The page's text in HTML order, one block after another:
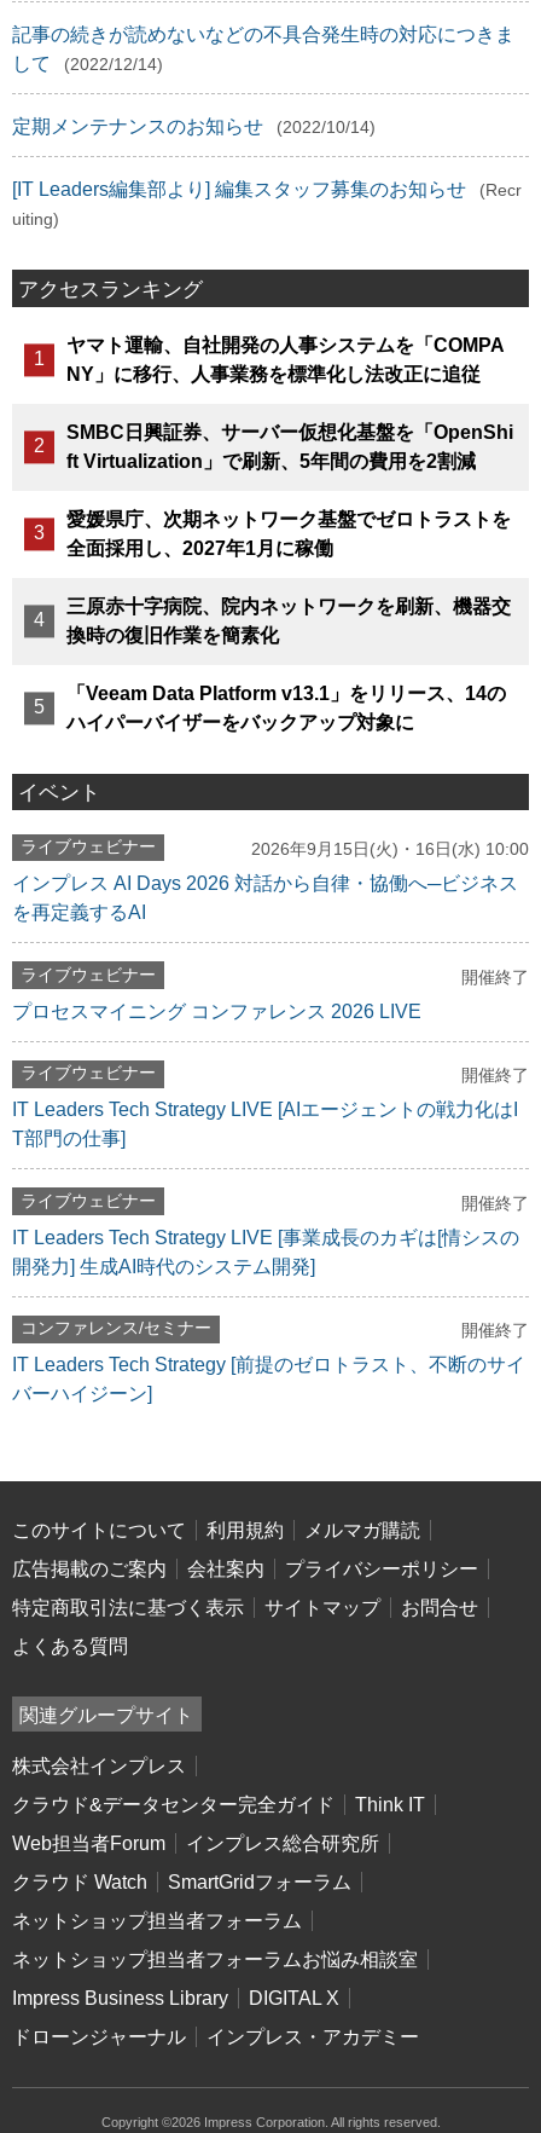
記事の続きが読めないなどの不具合発生時の対応につきま
して
(2022/12/14)
定期メンテナンスのお知らせ (2022/10/14)
[IT Leaders編集部より] 編集スタッフ募集のお知らせ
(Recr
uiting)
アクセスランキング
ヤマト運輸、自社開発の人事システムを「COMPA
NY」に移行、人事業務を標準化し法改正に追従
SMBC日興証券、サーバー仮想化基盤を「OpenShi
ft Virtualization」で刷新、5年間の費用を2割減
愛媛県庁、次期ネットワーク基盤でゼロトラストを
全面採用し、2027年1月に稼働
三原赤十字病院、院内ネットワークを刷新、機器交
換時の復旧作業を簡素化
「Veeam Data Platform v13.1」をリリース、14の
ハイパーバイザーをバックアップ対象に
イベント
ライブウェビナー 2026年9月15日(火)・16日(水) 10:00
インプレス AI Days 2026 対話から自律・協働へ─ビジネス
を再定義するAI
ライブウェビナー 開催終了
プロセスマイニング コンファレンス 2026 LIVE
ライブウェビナー 開催終了
IT Leaders Tech Strategy LIVE [AIエージェントの戦力化はI
T部門の仕事]
ライブウェビナー 開催終了
IT Leaders Tech Strategy LIVE [事業成長のカギは[情シスの
開発力] 生成AI時代のシステム開発]
コンファレンス/セミナー 開催終了
IT Leaders Tech Strategy [前提のゼロトラスト、不断のサイ
バーハイジーン]
このサイトについて 利用規約
メルマガ購読
広告掲載のご案内
会社案内
プライバシーポリシー
特定商取引法に基づく表示
サイトマップ
お問合せ
よくある質問
関連グループサイト
株式会社インプレス
クラウド&データセンター完全ガイド
Think IT
Web担当者Forum
インプレス総合研究所
クラウド Watch
SmartGridフォーラム
ネットショップ担当者フォーラム
ネットショップ担当者フォーラムお悩み相談室
Impress Business Library
DIGITAL X
ドローンジャーナル
インプレス・アカデミー
Copyright ©2026 Impress Corporation. All rights reserved.